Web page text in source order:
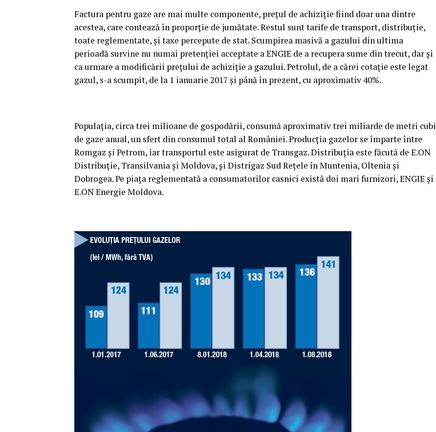
Factura pentru gaze are mai multe componente, preţul de achiziţie fiind doar una dintre
acestea, care contează în proporţie de jumătate. Restul sunt tarife de transport, distribuţie,
toate reglementate, şi taxe percepute de stat. Scumpirea masivă a gazului din ultima
perioadă survine nu numai pretenţiei acceptate a ENGIE de a recupera sume din trecut, dar şi
ca urmare a modificării preţului de achiziţie a gazului. Petrolul, de a cărei cotaţie este legat
gazul, s-a scumpit, de la 1 ianuarie 2017 şi până în prezent, cu aproximativ 40%.
Populaţia, circa trei milioane de gospodării, consumă aproximativ trei miliarde de metri cubi
de gaze anual, un sfert din consumul total al României. Producţia gazelor se împarte între
Romgaz şi Petrom, iar transportul este asigurat de Transgaz. Distribuţia este făcută de E.ON
Distribuţie, Transilvania şi Moldova, şi Distrigaz Sud Reţele în Muntenia, Oltenia şi
Dobrogea. Pe piaţa reglementată a consumatorilor casnici există doi mari furnizori, ENGIE şi
E.ON Energie Moldova.